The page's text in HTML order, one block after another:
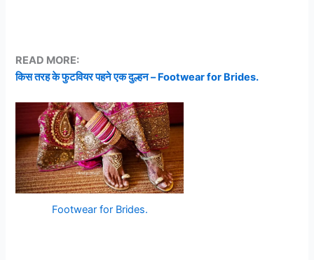
READ MORE:
किस तरह के फुटवियर पहने एक दुल्हन – Footwear for Brides.
Footwear for Brides.